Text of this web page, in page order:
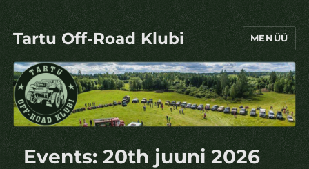
Tartu Off-Road Klubi MENÜÜ
Events: 20th juuni 2026